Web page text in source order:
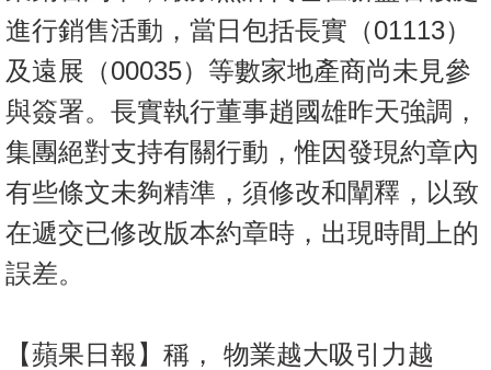
進行銷售活動，當日包括長實（01113）
及遠展（00035）等數家地產商尚未見參
與簽署。長實執行董事趙國雄昨天強調，
集團絕對支持有關行動，惟因發現約章內
有些條文未夠精準，須修改和闡釋，以致
在遞交已修改版本約章時，出現時間上的
誤差。
【蘋果日報】稱， 物業越大吸引力越